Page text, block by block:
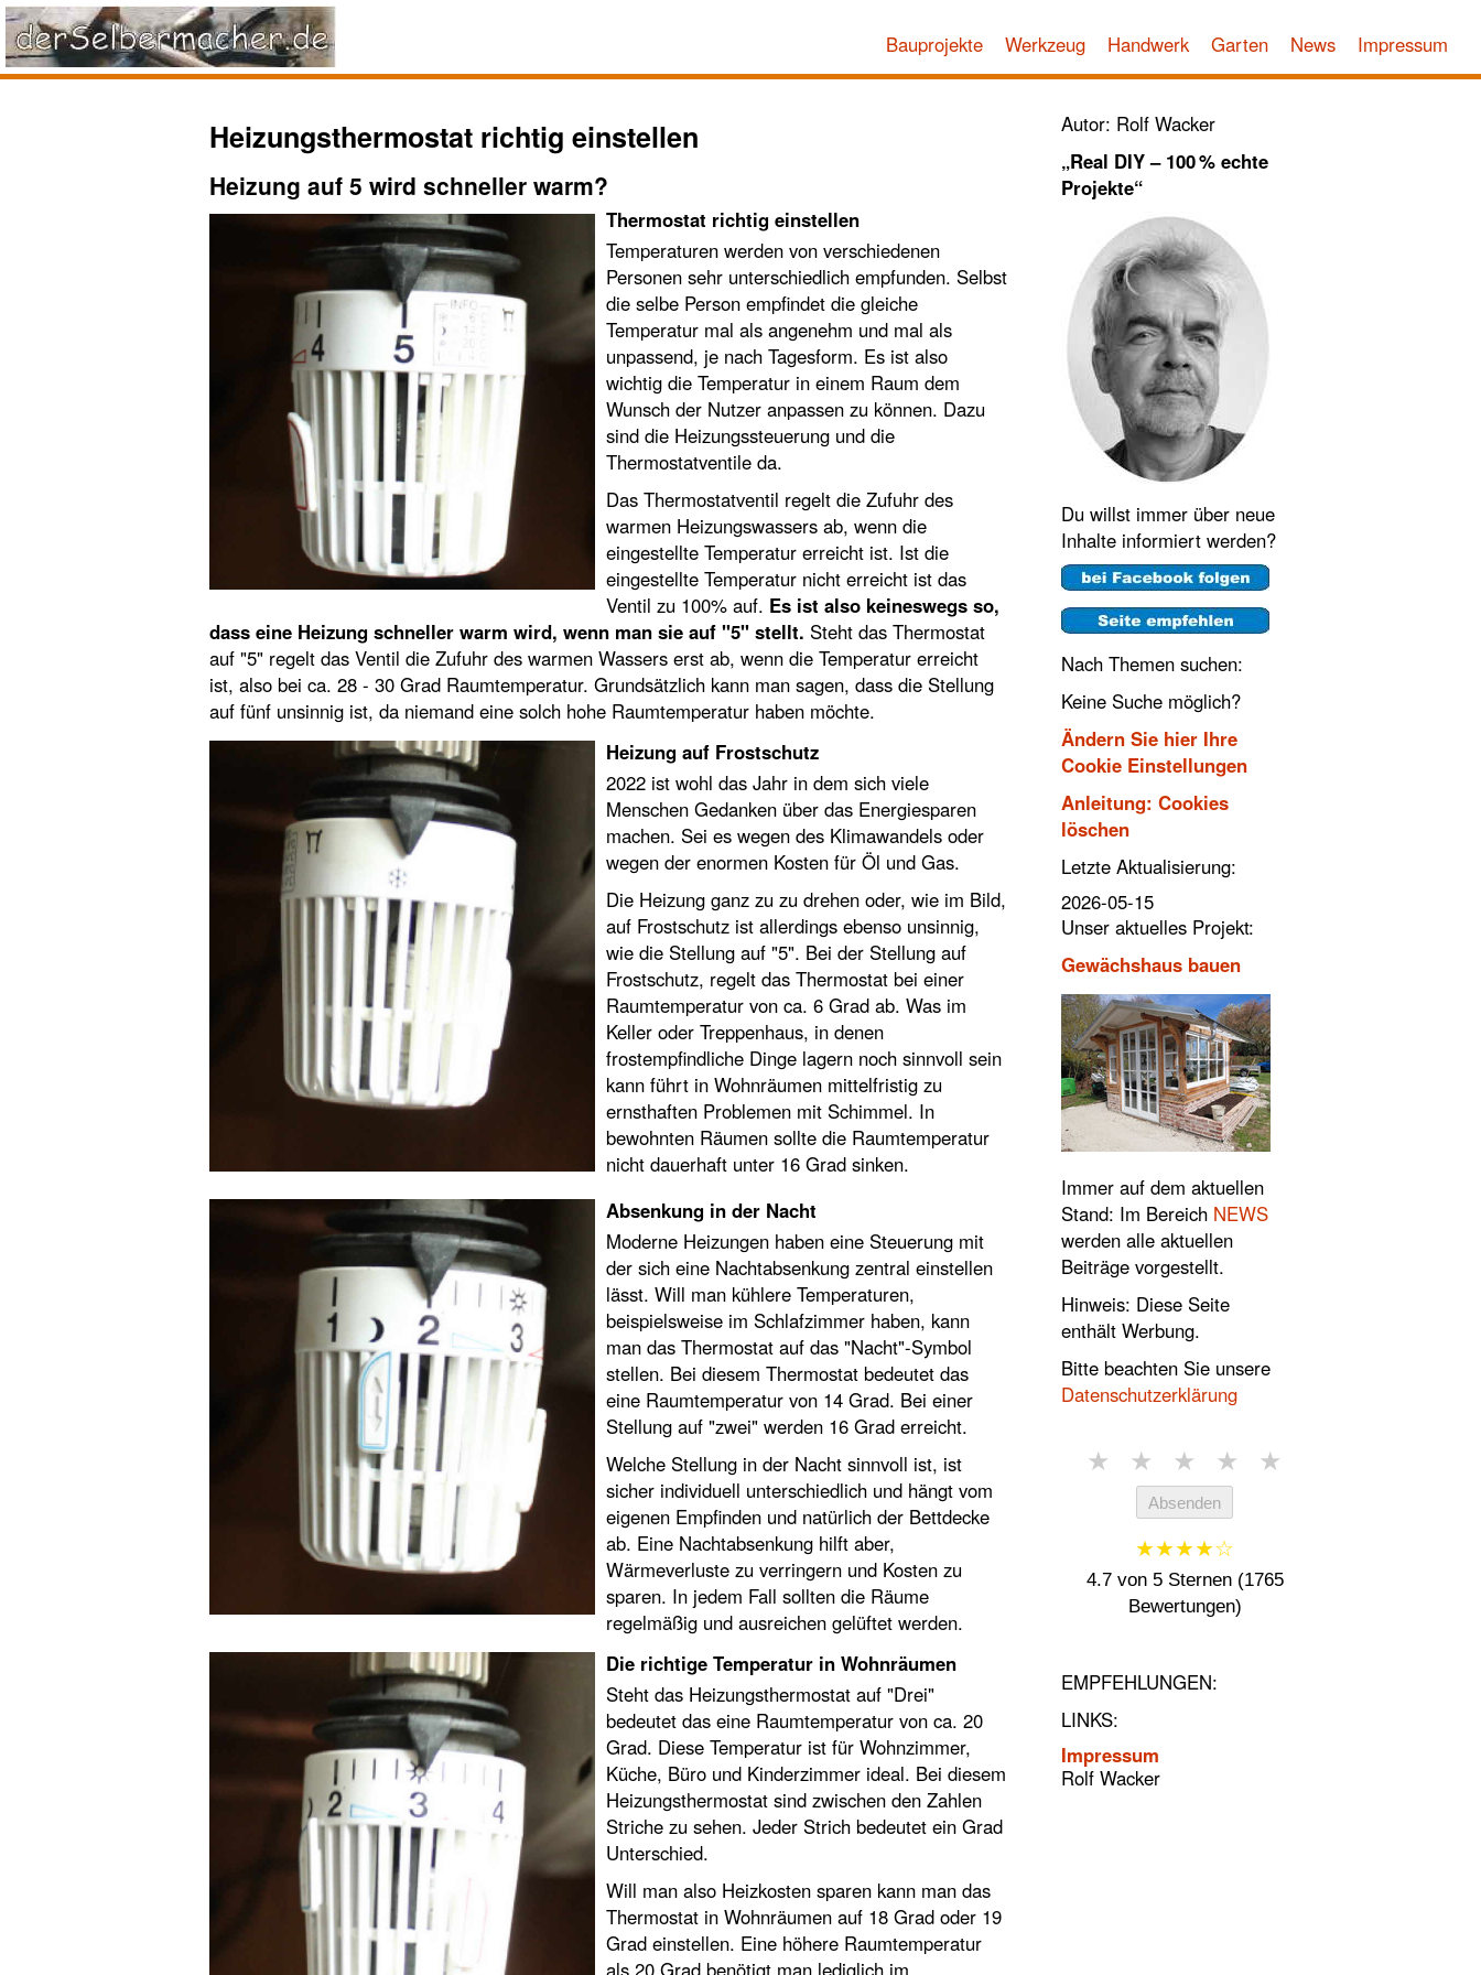
Bauprojekte Werkzeug Handwerk Garten News Impressum
Heizungsthermostat richtig einstellen
Heizung auf 5 wird schneller warm?
Thermostat richtig einstellen
Temperaturen werden von verschiedenen
Personen sehr unterschiedlich empfunden. Selbst
die selbe Person empfindet die gleiche
Temperatur mal als angenehm und mal als
unpassend, je nach Tagesform. Es ist also
wichtig die Temperatur in einem Raum dem
Wunsch der Nutzer anpassen zu können. Dazu
sind die Heizungssteuerung und die
Thermostatventile da.
Das Thermostatventil regelt die Zufuhr des
warmen Heizungswassers ab, wenn die
eingestellte Temperatur erreicht ist. Ist die
eingestellte Temperatur nicht erreicht ist das
Ventil zu 100% auf. Es ist also keineswegs so,
dass eine Heizung schneller warm wird, wenn man sie auf "5" stellt. Steht das Thermostat
auf "5" regelt das Ventil die Zufuhr des warmen Wassers erst ab, wenn die Temperatur erreicht
ist, also bei ca. 28 - 30 Grad Raumtemperatur. Grundsätzlich kann man sagen, dass die Stellung
auf fünf unsinnig ist, da niemand eine solch hohe Raumtemperatur haben möchte.
Heizung auf Frostschutz
2022 ist wohl das Jahr in dem sich viele
Menschen Gedanken über das Energiesparen
machen. Sei es wegen des Klimawandels oder
wegen der enormen Kosten für Öl und Gas.
Die Heizung ganz zu zu drehen oder, wie im Bild,
auf Frostschutz ist allerdings ebenso unsinnig,
wie die Stellung auf "5". Bei der Stellung auf
Frostschutz, regelt das Thermostat bei einer
Raumtemperatur von ca. 6 Grad ab. Was im
Keller oder Treppenhaus, in denen
frostempfindliche Dinge lagern noch sinnvoll sein
kann führt in Wohnräumen mittelfristig zu
ernsthaften Problemen mit Schimmel. In
bewohnten Räumen sollte die Raumtemperatur
nicht dauerhaft unter 16 Grad sinken.
Absenkung in der Nacht
Moderne Heizungen haben eine Steuerung mit
der sich eine Nachtabsenkung zentral einstellen
lässt. Will man kühlere Temperaturen,
beispielsweise im Schlafzimmer haben, kann
man das Thermostat auf das "Nacht"-Symbol
stellen. Bei diesem Thermostat bedeutet das
eine Raumtemperatur von 14 Grad. Bei einer
Stellung auf "zwei" werden 16 Grad erreicht.
Welche Stellung in der Nacht sinnvoll ist, ist
sicher individuell unterschiedlich und hängt vom
eigenen Empfinden und natürlich der Bettdecke
ab. Eine Nachtabsenkung hilft aber,
Wärmeverluste zu verringern und Kosten zu
sparen. In jedem Fall sollten die Räume
regelmäßig und ausreichen gelüftet werden.
Die richtige Temperatur in Wohnräumen
Steht das Heizungsthermostat auf "Drei"
bedeutet das eine Raumtemperatur von ca. 20
Grad. Diese Temperatur ist für Wohnzimmer,
Küche, Büro und Kinderzimmer ideal. Bei diesem
Heizungsthermostat sind zwischen den Zahlen
Striche zu sehen. Jeder Strich bedeutet ein Grad
Unterschied.
Will man also Heizkosten sparen kann man das
Thermostat in Wohnräumen auf 18 Grad oder 19
Grad einstellen. Eine höhere Raumtemperatur
als 20 Grad benötigt man lediglich im
Autor: Rolf Wacker
„Real DIY – 100 % echte
Projekte“
Du willst immer über neue
Inhalte informiert werden?
Nach Themen suchen:
Keine Suche möglich?
Ändern Sie hier Ihre
Cookie Einstellungen
Anleitung: Cookies
löschen
Letzte Aktualisierung:
2026-05-15
Unser aktuelles Projekt:
Gewächshaus bauen
Immer auf dem aktuellen
Stand: Im Bereich NEWS
werden alle aktuellen
Beiträge vorgestellt.
Hinweis: Diese Seite
enthält Werbung.
Bitte beachten Sie unsere
Datenschutzerklärung
★ ★ ★ ★ ★
Absenden
★★★★☆
4.7 von 5 Sternen (1765
Bewertungen)
EMPFEHLUNGEN:
LINKS:
Impressum
Rolf Wacker